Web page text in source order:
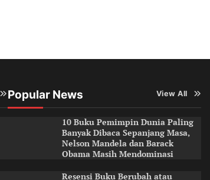
Popular News View All
10 Buku Pemimpin Dunia Paling
Banyak Dibaca Sepanjang Masa,
Nelson Mandela dan Barack
Obama Masih Mendominasi
Resensi Buku Berubah atau